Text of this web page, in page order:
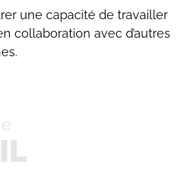
une capacité de travailler
collaboration avec d’autres